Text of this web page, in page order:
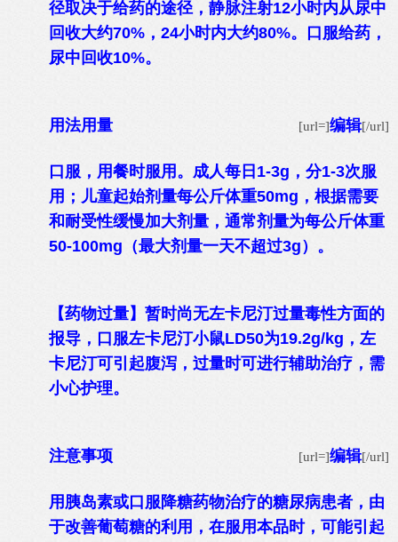
径取决于给药的途径，静脉注射12小时内从尿中
回收大约70%，24小时内大约80%。口服给药，
尿中回收10%。
用法用量 [url=]编辑[/url]
口服，用餐时服用。成人每日1-3g，分1-3次服
用；儿童起始剂量每公斤体重50mg，根据需要
和耐受性缓慢加大剂量，通常剂量为每公斤体重
50-100mg（最大剂量一天不超过3g）。
【药物过量】暂时尚无左卡尼汀过量毒性方面的
报导，口服左卡尼汀小鼠LD50为19.2g/kg，左
卡尼汀可引起腹泻，过量时可进行辅助治疗，需
小心护理。
注意事项 [url=]编辑[/url]
用胰岛素或口服降糖药物治疗的糖尿病患者，由
于改善葡萄糖的利用，在服用本品时，可能引起